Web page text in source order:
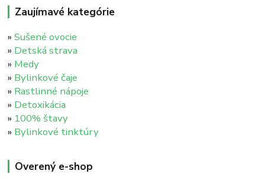
Zaujímavé kategórie
»Sušené ovocie
» Detská strava
» Medy
» Bylinkové čaje
» Rastlinné nápoje
» Detoxikácia
» 100% štavy
» Bylinkové tinktúry
Overený e-shop